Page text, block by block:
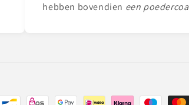
hebben bovendien een